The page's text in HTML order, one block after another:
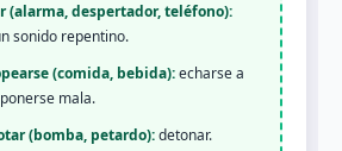
(alarma, despertador, teléfono):
sonido repentino.
(comida, bebida):echarse a
mala.
(bomba, petardo):detonar.